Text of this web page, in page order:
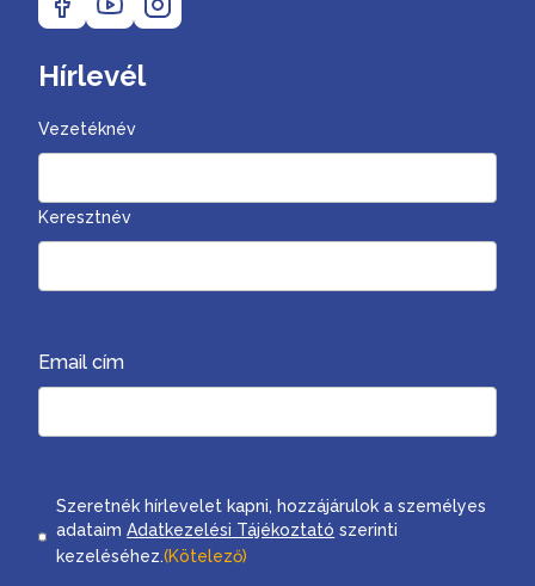
Hírlevél
Vezetéknév
Keresztnév
Email cím
Consent
Szeretnék hírlevelet kapni, hozzájárulok a személyes
adataimAdatkezelési Tájékoztató szerinti
kezeléséhez.(Kötelező)